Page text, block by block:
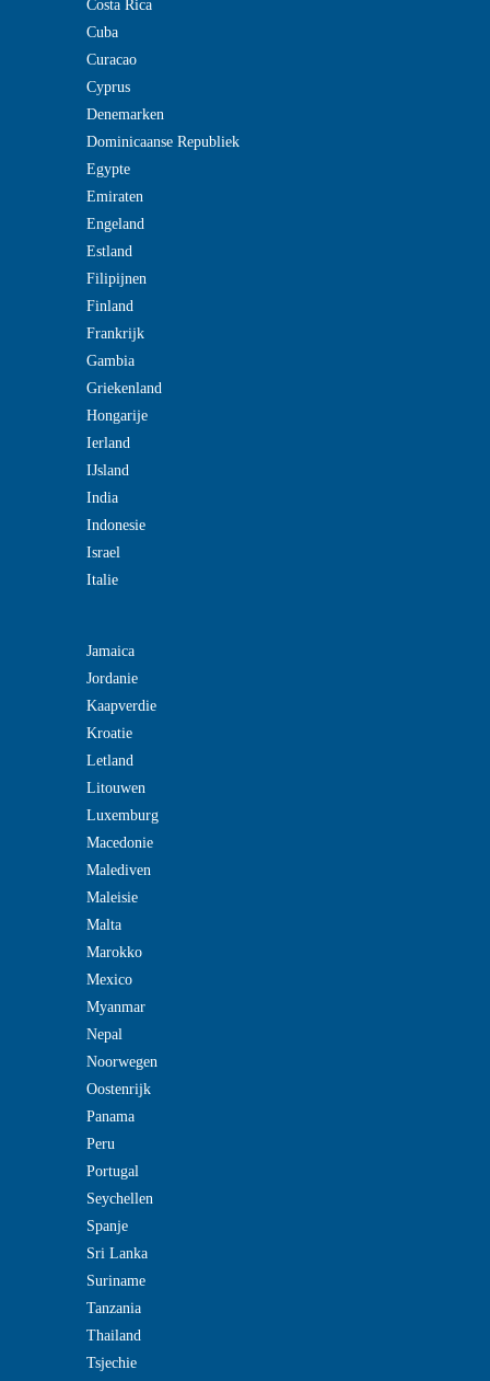
Costa Rica
Cuba
Curacao
Cyprus
Denemarken
Dominicaanse Republiek
Egypte
Emiraten
Engeland
Estland
Filipijnen
Finland
Frankrijk
Gambia
Griekenland
Hongarije
Ierland
IJsland
India
Indonesie
Israel
Italie
Jamaica
Jordanie
Kaapverdie
Kroatie
Letland
Litouwen
Luxemburg
Macedonie
Malediven
Maleisie
Malta
Marokko
Mexico
Myanmar
Nepal
Noorwegen
Oostenrijk
Panama
Peru
Portugal
Seychellen
Spanje
Sri Lanka
Suriname
Tanzania
Thailand
Tsjechie